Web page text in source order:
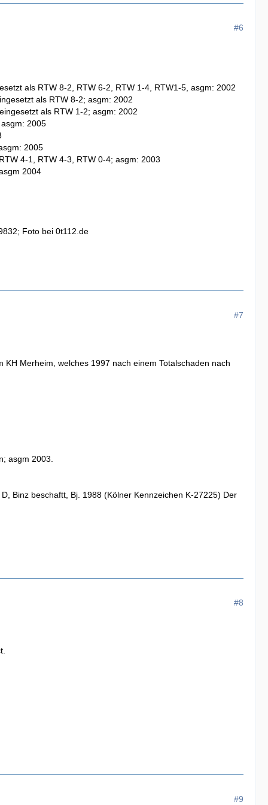
#6
als RTW 8-2, RTW 6-2, RTW 1-4, RTW1-5, asgm: 2002
als RTW 8-2; asgm: 2002
als RTW 1-2; asgm: 2002
2005
2005
4-1, RTW 4-3, RTW 0-4; asgm: 2003
2004
Foto bei 0t112.de
#7
Merheim, welches 1997 nach einem Totalschaden nach
asgm 2003.
Binz beschaftt, Bj. 1988 (Kölner Kennzeichen K-27225) Der
#8
#9